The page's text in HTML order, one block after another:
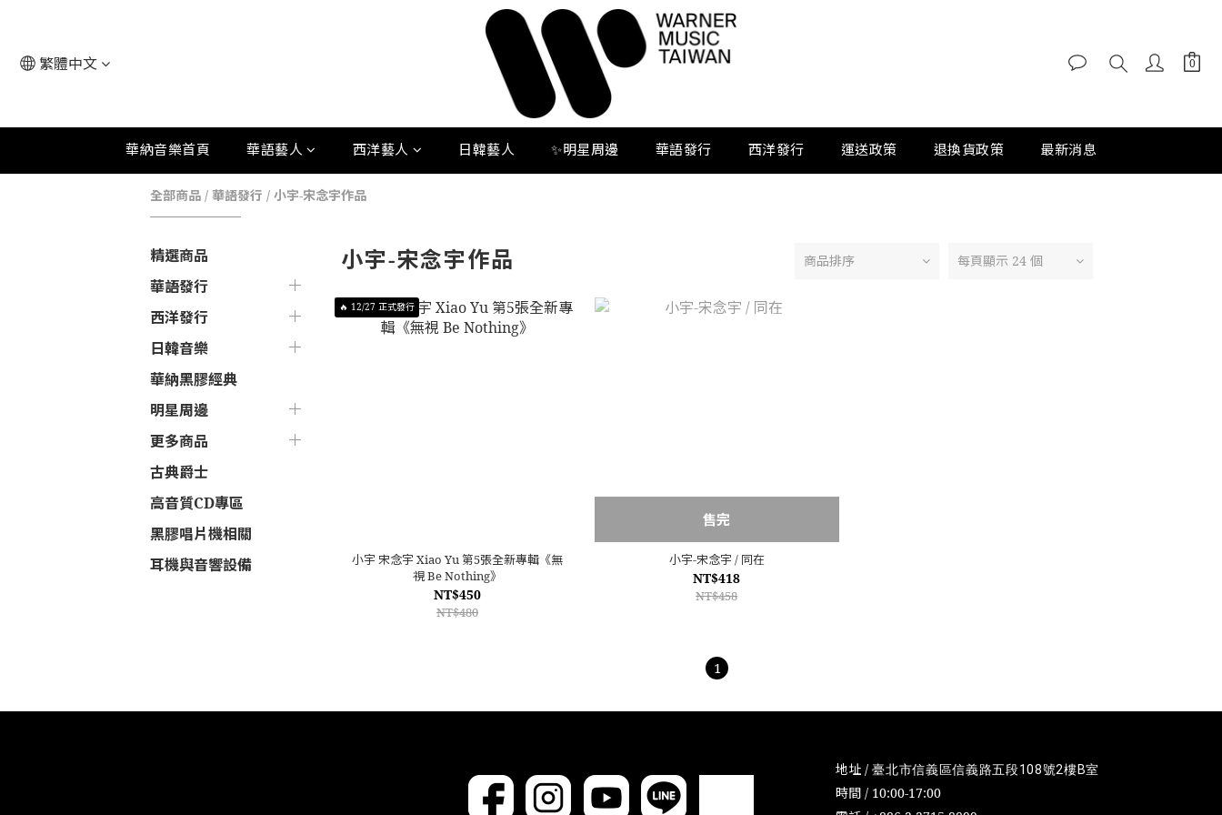
繁體中文
華納音樂首頁 華語藝人 西洋藝人 日韓藝人 ✨明星周邊 華語發行 西洋發行 運送政策 退換貨政策 最新消息
全部商品 / 華語發行 / 小宇-宋念宇作品
精選商品
華語發行
西洋發行
日韓音樂
華納黑膠經典
明星周邊
更多商品
古典爵士
高音質CD專區
黑膠唱片機相關
耳機與音響設備
小宇-宋念宇作品 商品排序 每頁顯示 24 個
🔥 12/27 正式發行
小宇 宋念宇 Xiao Yu 第5張全新專輯《無
視 Be Nothing》
NT$450
NT$480
售完
小宇-宋念宇 / 同在
NT$418
NT$458
1
地址 /臺北市信義區信義路五段108號2樓B室
時間 / 10:00-17:00